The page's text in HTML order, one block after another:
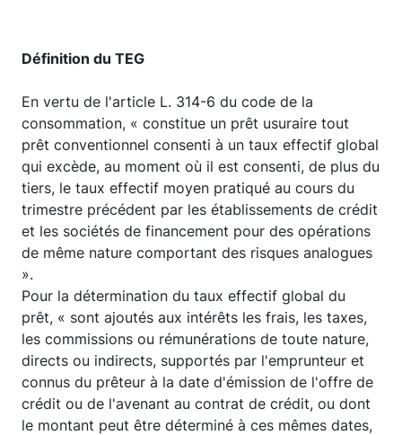
Définition du TEG
En vertu de l'article L. 314-6 du code de la
consommation, « constitue un prêt usuraire tout
prêt conventionnel consenti à un taux effectif global
qui excède, au moment où il est consenti, de plus du
tiers, le taux effectif moyen pratiqué au cours du
trimestre précédent par les établissements de crédit
et les sociétés de financement pour des opérations
de même nature comportant des risques analogues
».
Pour la détermination du taux effectif global du
prêt, « sont ajoutés aux intérêts les frais, les taxes,
les commissions ou rémunérations de toute nature,
directs ou indirects, supportés par l'emprunteur et
connus du prêteur à la date d'émission de l'offre de
crédit ou de l'avenant au contrat de crédit, ou dont
le montant peut être déterminé à ces mêmes dates,